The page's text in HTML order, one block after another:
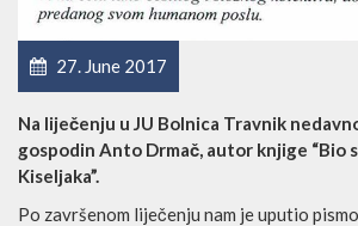
27. June 2017
Na liječenju u JU Bolnica Travnik
gospodin Anto Drmač, autor knjige “Bio
Kiseljaka”.
Po završenom liječenju nam je uputio